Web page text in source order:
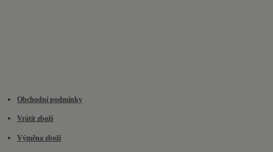
Obchodní podmínky
Vrátit zboží
Výměna zboží